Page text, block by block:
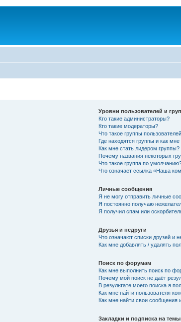
Уровни пользователей и
Кто такие администраторы?
Кто такие модераторы?
Что такое группы
Где находятся группы и как
Как мне стать лидером группы?
Почему названия некоторых
Что такое группа по
Что означает ссылка «Наша
Личные сообщения
Я не могу отправить личные
Я постоянно получаю
Я получил спам или
Друзья и недруги
Что означают списки друзей и
Как мне добавлять / удалять
Поиск по форумам
Как мне выполнить поиск по
Почему мой поиск не даёт
В результате моего поиска я
Как мне найти пользователя
Как мне найти свои сообщения
Закладки и подписка на темы